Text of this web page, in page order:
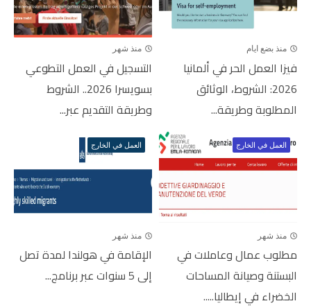
منذ بضع ايام
فيزا العمل الحر في ألمانيا
2026: الشروط، الوثائق
المطلوبة وطريقة...
منذ شهر
التسجيل في العمل التطوعي
بسويسرا 2026.. الشروط
وطريقة التقديم عبر...
العمل في الخارج
منذ شهر
مطلوب عمال وعاملات في
البستنة وصيانة المساحات
الخضراء في إيطاليا.....
العمل في الخارج
منذ شهر
الإقامة في هولندا لمدة تصل
إلى 5 سنوات عبر برنامج...